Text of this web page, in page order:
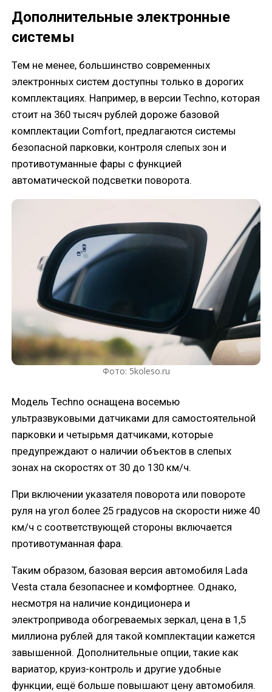
Дополнительные электронные
системы
Тем не менее, большинство современных
электронных систем доступны только в дорогих
комплектациях. Например, в версии Techno, которая
стоит на 360 тысяч рублей дороже базовой
комплектации Comfort, предлагаются системы
безопасной парковки, контроля слепых зон и
противотуманные фары с функцией
автоматической подсветки поворота.
Фото: 5koleso.ru
Модель Techno оснащена восемью
ультразвуковыми датчиками для самостоятельной
парковки и четырьмя датчиками, которые
предупреждают о наличии объектов в слепых
зонах на скоростях от 30 до 130 км/ч.
При включении указателя поворота или повороте
руля на угол более 25 градусов на скорости ниже 40
км/ч с соответствующей стороны включается
противотуманная фара.
Таким образом, базовая версия автомобиля Lada
Vesta стала безопаснее и комфортнее. Однако,
несмотря на наличие кондиционера и
электропривода обогреваемых зеркал, цена в 1,5
миллиона рублей для такой комплектации кажется
завышенной. Дополнительные опции, такие как
вариатор, круиз-контроль и другие удобные
функции, ещё больше повышают цену автомобиля.